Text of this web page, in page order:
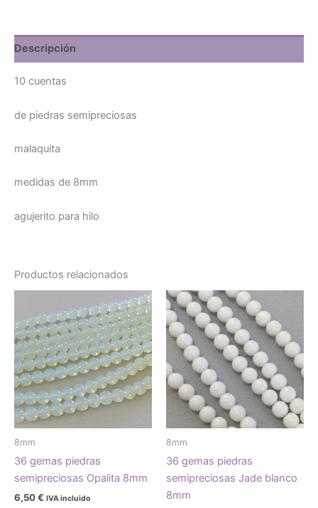
Descripción
10 cuentas
de piedras semipreciosas
malaquita
medidas de 8mm
agujerito para hilo
Productos relacionados
8mm
36 gemas piedras
semipreciosas Opalita 8mm
6,50€ IVA incluido
8mm
36 gemas piedras
semipreciosas Jade blanco
8mm